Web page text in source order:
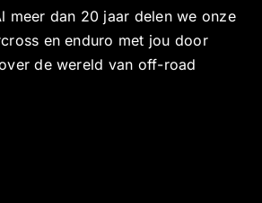
meer dan 20 jaar delen we onze
en enduro met jou door
de wereld van off-road